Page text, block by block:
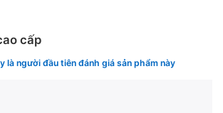
cấp
là người đầu tiên đánh giá sản phẩm này